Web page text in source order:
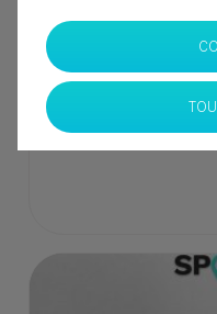
137 000 Dhs
SPOTICAR Italcar